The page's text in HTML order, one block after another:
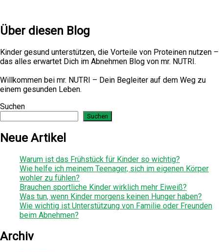
Über diesen Blog
Kinder gesund unterstützen, die Vorteile von Proteinen nutzen –
das alles erwartet Dich im Abnehmen Blog von mr. NUTRI.
Willkommen bei mr. NUTRI – Dein Begleiter auf dem Weg zu
einem gesunden Leben.
Suchen
Suchen
Neue Artikel
Warum ist das Frühstück für Kinder so wichtig?
Wie helfe ich meinem Teenager, sich im eigenen Körper
wohler zu fühlen?
Brauchen sportliche Kinder wirklich mehr Eiweiß?
Was tun, wenn Kinder morgens keinen Hunger haben?
Wie wichtig ist Unterstützung von Familie oder Freunden
beim Abnehmen?
Archiv